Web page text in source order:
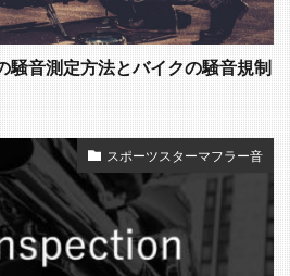
騒音測定方法とバイクの騒音規制
スポーツスターマフラー音